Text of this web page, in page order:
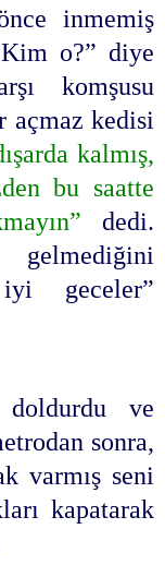
inmemiş
o?” diye
komşusu
açmaz kedisi
kalmış,
bu saatte
dedi.
geceler”
doldurdu ve
sonra,
varmış seni
kapatarak